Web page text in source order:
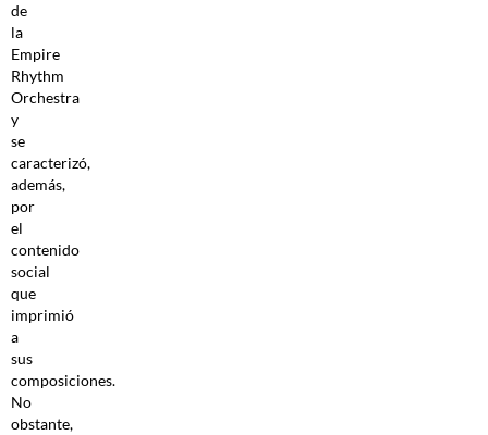
de
la
Empire
Rhythm
Orchestra
y
se
caracterizó,
además,
por
el
contenido
social
que
imprimió
a
sus
composiciones.
No
obstante,